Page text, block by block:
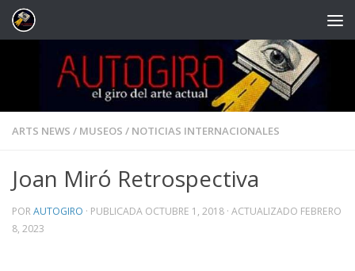
Saltar al contenido
ARTS NEWS / MUSEOS / NOTICIAS INTERNACIONALES
Joan Miró Retrospectiva
PORAUTOGIRO · PUBLICADA OCTUBRE 1, 2018 · ACTUALIZADO FEBRERO
8, 2023